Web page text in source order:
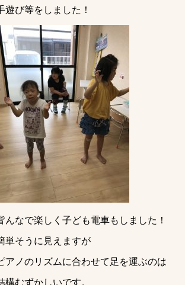
遊び等をしました！
んなで楽しく子ども電車もしました！
単そうに見えますが
アノのリズムに合わせて足を運ぶのは
構むずかしいです。